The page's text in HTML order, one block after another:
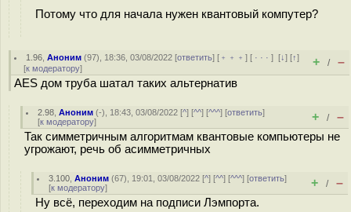
Потому что для начала нужен квантовый компутер?
1.96 ,Аноним (97), 18:36, 03/08/2022 [ответить] [ ﹢﹢﹢] [ · · ·][↓] [↑]
[к модератору] + / –
AES дом труба шатал таких альтернатив
2.98 ,Аноним (-), 18:43, 03/08/2022 [^] [^^] [^^^] [ответить]
[к модератору] + / –
Так симметричным алгоритмам квантовые компьютеры не
угрожают, речь об асимметричных
3.100 ,Аноним (67), 19:01, 03/08/2022 [^] [^^] [^^^] [ответить]
[к модератору] + / –
Ну всё, переходим на подписи Лэмпорта.